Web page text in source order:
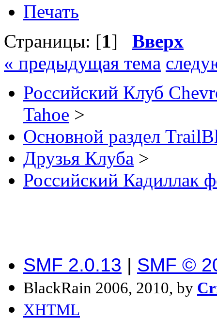
Печать
Страницы: [1] Вверх
« предыдущая тема
Российский Клуб
Tahoe >
Основной раздел
Друзья Клуба >
Российский Кадиллак
SMF 2.0.13 | SMF ©
BlackRain 2006, 2010, by
XHTML